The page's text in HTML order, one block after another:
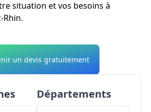
situation et vos besoins à
Rhin.
un devis gratuitement
Départements